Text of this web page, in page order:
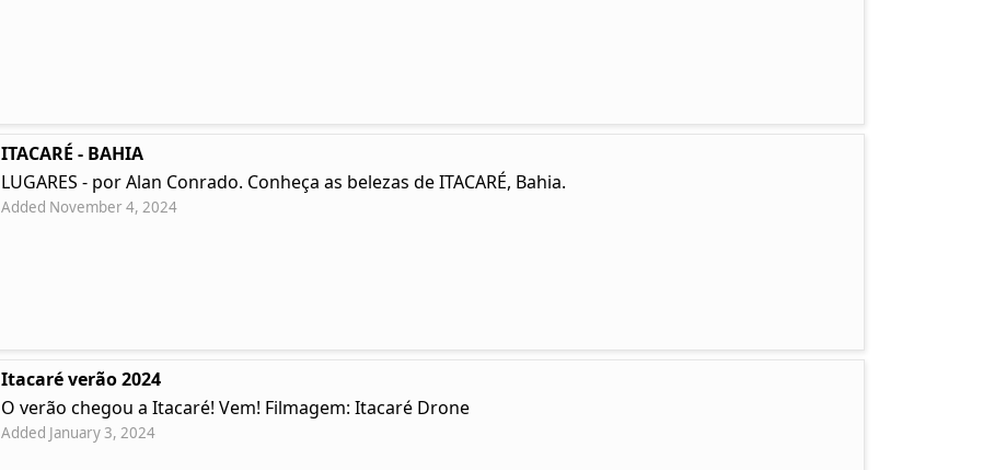
ITACARÉ - BAHIA
LUGARES - por Alan Conrado. Conheça as belezas de ITACARÉ, Bahia.
Added November 4, 2024
Itacaré verão 2024
O verão chegou a Itacaré! Vem! Filmagem: Itacaré Drone
Added January 3, 2024